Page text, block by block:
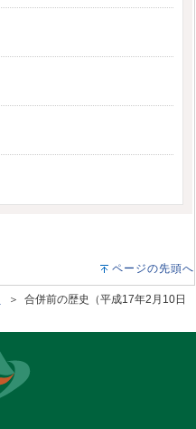
ページの先頭へ
＞ 合併前の歴史（平成17年2月10日